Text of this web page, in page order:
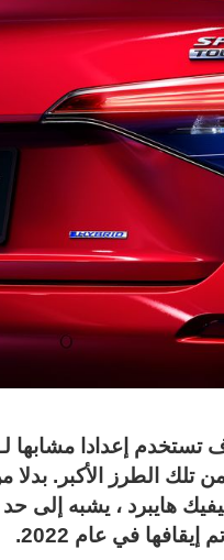
إعدادا مشابها
في سيفيك هايبرد ، يشبه
في عام 2022.